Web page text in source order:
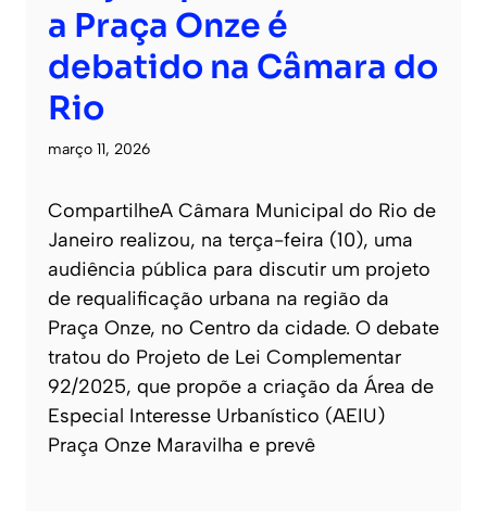
a Praça Onze é
debatido na Câmara do
Rio
março 11, 2026
CompartilheA Câmara Municipal do Rio de
Janeiro realizou, na terça-feira (10), uma
audiência pública para discutir um projeto
de requalificação urbana na região da
Praça Onze, no Centro da cidade. O debate
tratou do Projeto de Lei Complementar
92/2025, que propõe a criação da Área de
Especial Interesse Urbanístico (AEIU)
Praça Onze Maravilha e prevê